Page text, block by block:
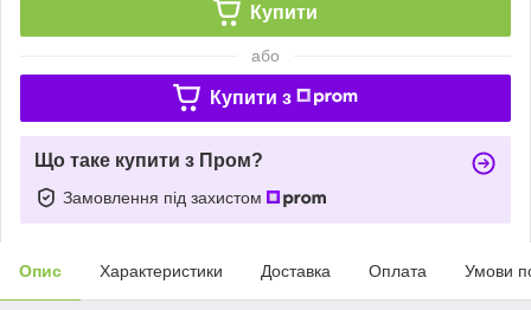
Купити
або
Купити з
Що таке купити з Пром?
Замовлення під захистом
Опис Характеристики Доставка Оплата Умови